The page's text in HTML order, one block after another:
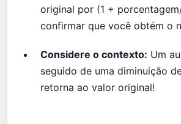
original por (1 +
confirmar que você obtém o
Considere o contexto: Um
seguido de uma diminuição
retorna ao valor original!